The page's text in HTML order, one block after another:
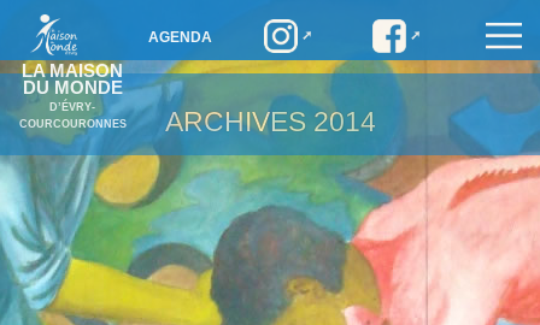
LA MAISON
DU MONDE
D’ÉVRY-
COURCOURONNES
AGENDA
ARCHIVES 2014